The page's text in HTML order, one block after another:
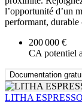
l’opportunité d’un
performant, durable
200 000 €
CA potentiel
Documentation
LITHA ESPRESSO